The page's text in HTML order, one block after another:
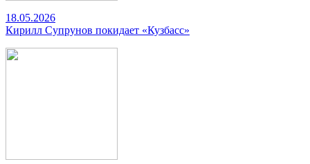
18.05.2026
Кирилл Супрунов покидает «Кузбасс»